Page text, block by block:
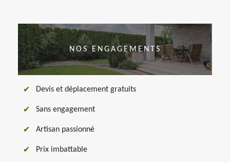
NOS ENGAGEMENTS
Devis et déplacement gratuits
Sans engagement
Artisan passionné
Prix imbattable